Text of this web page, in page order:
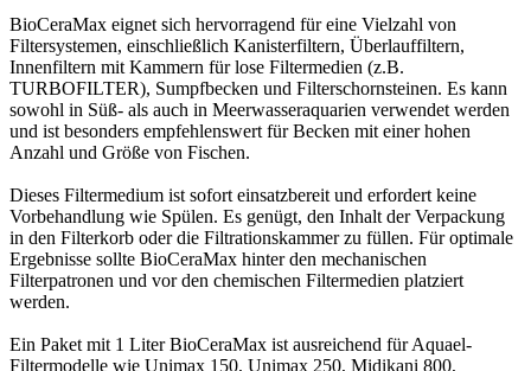
BioCeraMax eignet sich hervorragend für eine Vielzahl von
Filtersystemen, einschließlich Kanisterfiltern, Überlauffiltern,
Innenfiltern mit Kammern für lose Filtermedien (z.B.
TURBOFILTER), Sumpfbecken und Filterschornsteinen. Es kann
sowohl in Süß- als auch in Meerwasseraquarien verwendet werden
und ist besonders empfehlenswert für Becken mit einer hohen
Anzahl und Größe von Fischen.
Dieses Filtermedium ist sofort einsatzbereit und erfordert keine
Vorbehandlung wie Spülen. Es genügt, den Inhalt der Verpackung
in den Filterkorb oder die Filtrationskammer zu füllen. Für optimale
Ergebnisse sollte BioCeraMax hinter den mechanischen
Filterpatronen und vor den chemischen Filtermedien platziert
werden.
Ein Paket mit 1 Liter BioCeraMax ist ausreichend für Aquael-
Filtermodelle wie Unimax 150, Unimax 250, Midikani 800,